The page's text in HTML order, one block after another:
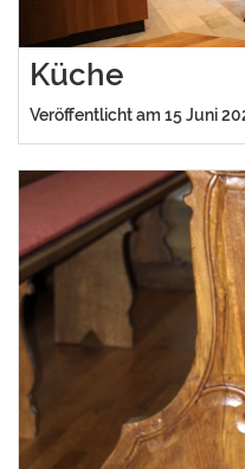
Küche
Veröffentlicht am 15 Juni